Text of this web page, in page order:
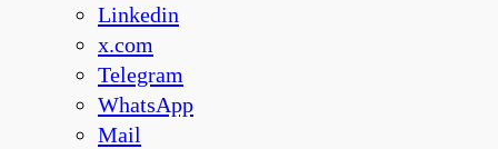
Linkedin
x.com
Telegram
WhatsApp
Mail